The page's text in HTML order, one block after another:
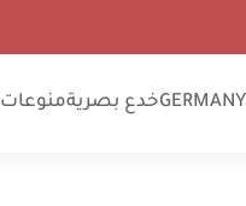
GERMANYخدع بصريةمنوعات